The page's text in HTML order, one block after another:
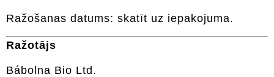
Ražošanas datums: skatīt uz iepakojuma.
Ražotājs
Bábolna Bio Ltd.